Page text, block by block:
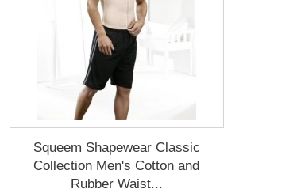
Squeem Shapewear Classic
Collection Men's Cotton and
Rubber Waist...